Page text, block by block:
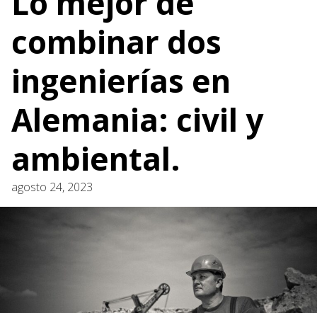
combinar dos
ingenierías en
Alemania: civil y
ambiental.
agosto 24, 2023